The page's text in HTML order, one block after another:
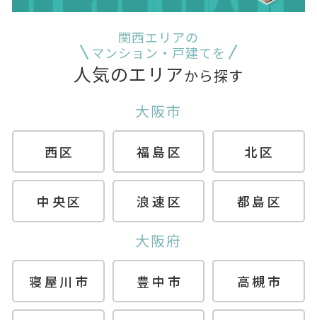
関西エリアの
マンション・戸建てを
人気のエリアから探す
大阪市
西区 福島区 北区
中央区 浪速区 都島区
大阪府
寝屋川市 豊中市 高槻市